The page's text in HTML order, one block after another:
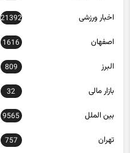
اخبار ورزشی 21392
اصفهان 1616
البرز 809
بازار مالی 32
بین الملل 9565
تهران 757